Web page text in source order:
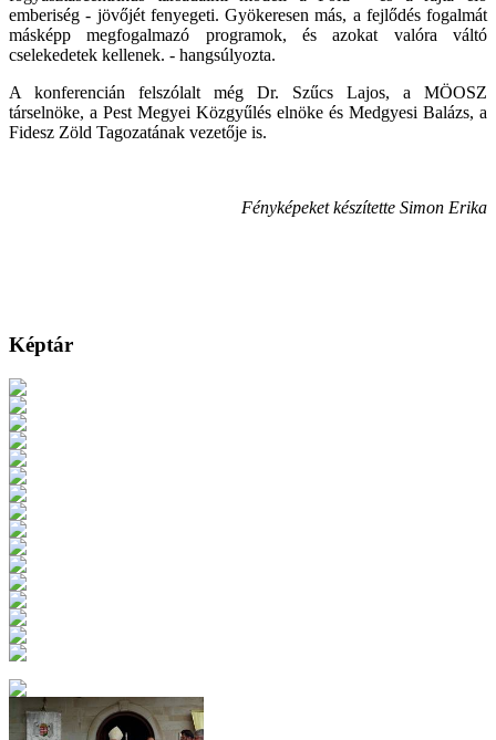
emberiség - jövőjét fenyegeti. Gyökeresen más, a fejlődés fogalmát
másképp megfogalmazó programok, és azokat valóra váltó
cselekedetek kellenek. - hangsúlyozta.
A konferencián felszólalt még Dr. Szűcs Lajos, a MÖOSZ
társelnöke, a Pest Megyei Közgyűlés elnöke és Medgyesi Balázs, a
Fidesz Zöld Tagozatának vezetője is.
Fényképeket készítette Simon Erika
Képtár